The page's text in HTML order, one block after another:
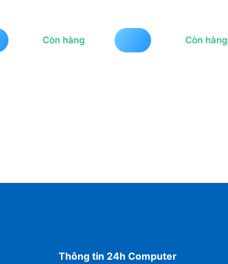
Còn hàng Còn hàng
Thông tin 24h Computer